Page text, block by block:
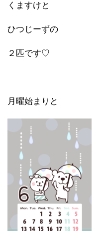
くますけと
ひつじーずの
２匹です♡
月曜始まりと